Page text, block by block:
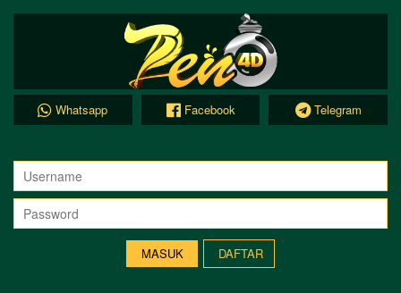
Whatsapp Facebook Telegram
DAFTAR